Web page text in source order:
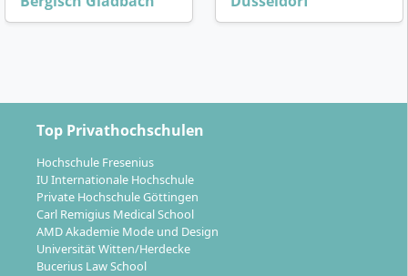
Top Privathochschulen
Hochschule Fresenius
IU Internationale Hochschule
Private Hochschule Göttingen
Carl Remigius Medical School
AMD Akademie Mode und Design
Universität Witten/Herdecke
Bucerius Law School